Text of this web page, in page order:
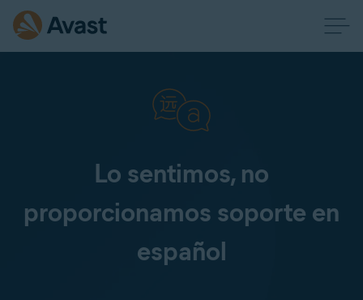
Lo sentimos, no
proporcionamos soporte en
español